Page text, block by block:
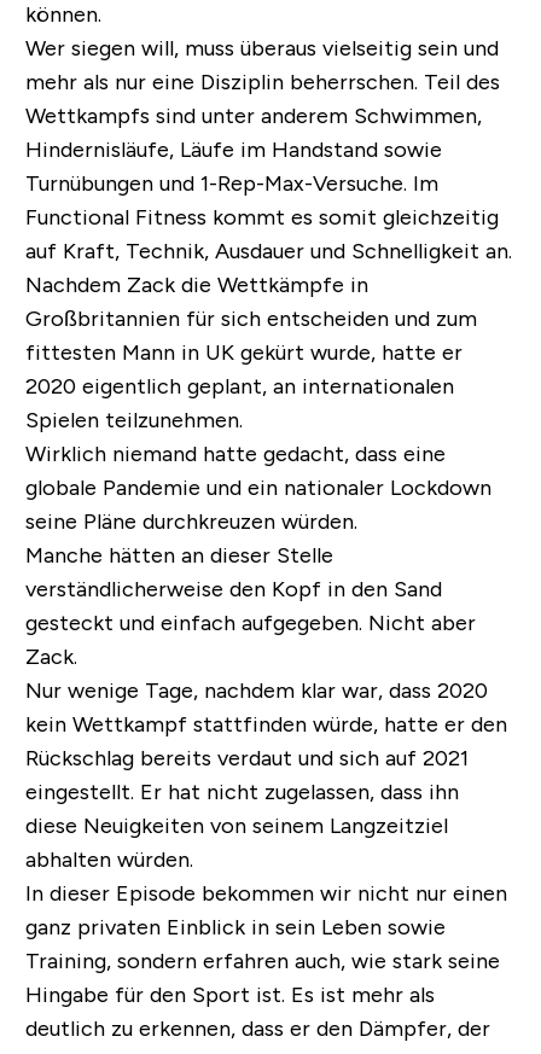
können.
Wer siegen will, muss überaus vielseitig sein und
mehr als nur eine Disziplin beherrschen. Teil des
Wettkampfs sind unter anderem Schwimmen,
Hindernisläufe, Läufe im Handstand sowie
Turnübungen und 1-Rep-Max-Versuche. Im
Functional Fitness kommt es somit gleichzeitig
auf Kraft, Technik, Ausdauer und Schnelligkeit an.
Nachdem Zack die Wettkämpfe in
Großbritannien für sich entscheiden und zum
fittesten Mann in UK gekürt wurde, hatte er
2020 eigentlich geplant, an internationalen
Spielen teilzunehmen.
Wirklich niemand hatte gedacht, dass eine
globale Pandemie und ein nationaler Lockdown
seine Pläne durchkreuzen würden.
Manche hätten an dieser Stelle
verständlicherweise den Kopf in den Sand
gesteckt und einfach aufgegeben. Nicht aber
Zack.
Nur wenige Tage, nachdem klar war, dass 2020
kein Wettkampf stattfinden würde, hatte er den
Rückschlag bereits verdaut und sich auf 2021
eingestellt. Er hat nicht zugelassen, dass ihn
diese Neuigkeiten von seinem Langzeitziel
abhalten würden.
In dieser Episode bekommen wir nicht nur einen
ganz privaten Einblick in sein Leben sowie
Training, sondern erfahren auch, wie stark seine
Hingabe für den Sport ist. Es ist mehr als
deutlich zu erkennen, dass er den Dämpfer, der